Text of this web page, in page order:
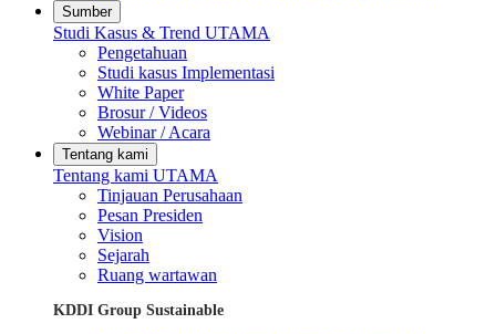
Sumber
Studi Kasus & Trend UTAMA
Pengetahuan
Studi kasus Implementasi
White Paper
Brosur / Videos
Webinar / Acara
Tentang kami
Tentang kami UTAMA
Tinjauan Perusahaan
Pesan Presiden
Vision
Sejarah
Ruang wartawan
KDDI Group Sustainable